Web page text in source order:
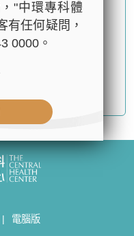
| 電腦版
"中環專科體
有任何疑問，
0000。
檢中心（The
港鐵站出口
9809